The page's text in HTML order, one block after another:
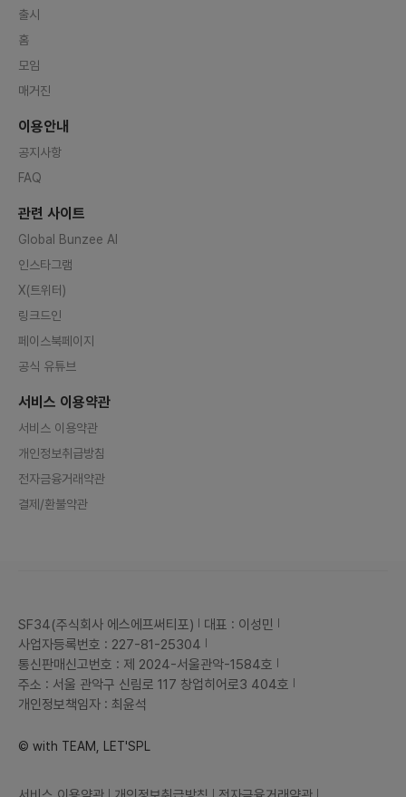
출시
홈
모임
매거진
이용안내
공지사항
FAQ
관련 사이트
Global Bunzee AI
인스타그램
X(트위터)
링크드인
페이스북페이지
공식 유튜브
서비스 이용약관
서비스 이용약관
개인정보취급방침
전자금융거래약관
결제/환불약관
SF34(주식회사 에스에프써티포)
대표 : 이성민
사업자등록번호 : 227-81-25304
통신판매신고번호 : 제 2024-서울관악-1584호
주소 : 서울 관악구 신림로 117 창업히어로3 404호
개인정보책임자 : 최윤석
© with TEAM, LET'SPL